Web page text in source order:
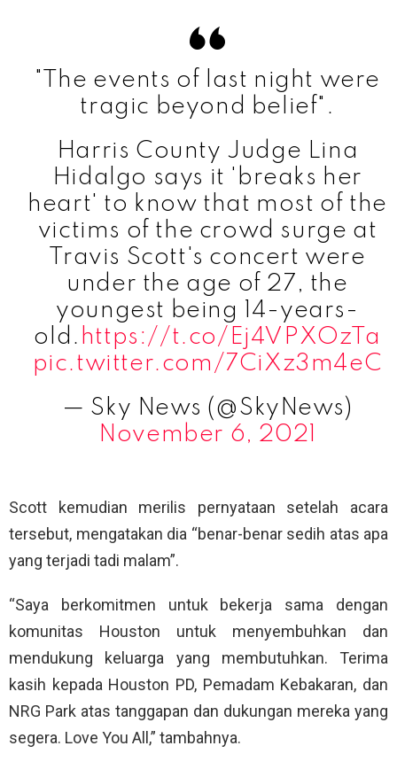
"The events of last night were
tragic beyond belief".
Harris County Judge Lina
Hidalgo says it 'breaks her
heart' to know that most of the
victims of the crowd surge at
Travis Scott's concert were
under the age of 27, the
youngest being 14-years-
old. https://t.co/Ej4VPXOzTa
pic.twitter.com/7CiXz3m4eC
— Sky News (@SkyNews)
November 6, 2021
Scott kemudian merilis pernyataan setelah acara
tersebut, mengatakan dia “benar-benar sedih atas apa
yang terjadi tadi malam”.
“Saya berkomitmen untuk bekerja sama dengan
komunitas Houston untuk menyembuhkan dan
mendukung keluarga yang membutuhkan. Terima
kasih kepada Houston PD, Pemadam Kebakaran, dan
NRG Park atas tanggapan dan dukungan mereka yang
segera. Love You All,” tambahnya.